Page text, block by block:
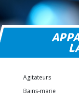
Agitateurs
Bains-marie